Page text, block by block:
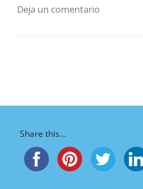
Deja un comentario
Share this...